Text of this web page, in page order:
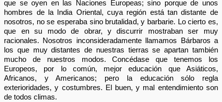
que se oyen en las Naciones Europeas; sino porque de unos
hombres de la India Oriental, cuya región está tan distante de
nosotros, no se esperaba sino brutalidad, y barbarie. Lo cierto es,
que en su modo de obrar, y discurrir mostraban ser muy
racionales. Nosotros inconsideradamente llamamos Bárbaros a
los que muy distantes de nuestras tierras se apartan también
mucho de nuestros modos. Concédase que tenemos los
Europeos, por lo común, mejor educación que Asiáticos,
Africanos, y Americanos; pero la educación sólo regla
exterioridades, y costumbres. El buen, y mal entendimiento son
de todos climas.